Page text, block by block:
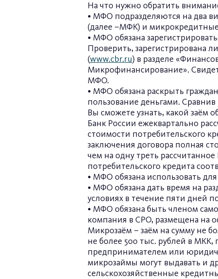
На что нужно обратить
• МФО подразделяются на два
(далее –МФК) и
• МФО обязана
Проверить, зарегистрирована
(www.cbr.ru) в разделе
Микрофинансирование».
МФО.
• МФО обязана раскрыть
пользование деньгами.
Вы сможете узнать, какой заём
Банк России ежеквартально
стоимости потребительского
заключения договора полная
чем на одну треть
потребительского кредита
• МФО обязана использовать
• МФО обязана дать время на
условиях в течение пяти дней
• МФО обязана быть членом
компания в СРО, размещена на
Микрозаём – заём на сумму не
не более 500 тыс. рублей в
предпринимателем или
микрозаймы могут выдавать и
сельскохозяйственные